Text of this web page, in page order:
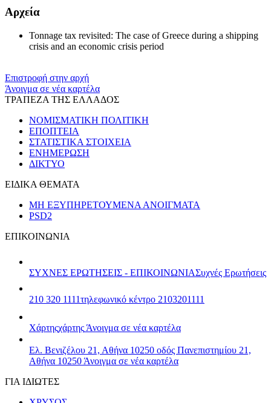
Αρχεία
Tonnage tax revisited: The case of Greece during a shipping
crisis and an economic crisis period
Επιστροφή στην αρχή
Άνοιγμα σε νέα καρτέλα
ΤΡΑΠΕΖΑ ΤΗΣ ΕΛΛΑΔΟΣ
ΝΟΜΙΣΜΑΤΙΚΗ ΠΟΛΙΤΙΚΗ
ΕΠΟΠΤΕΙΑ
ΣΤΑΤΙΣΤΙΚΑ ΣΤΟΙΧΕΙΑ
ΕΝΗΜΕΡΩΣΗ
ΔΙΚΤΥΟ
ΕΙΔΙΚΑ ΘΕΜΑΤΑ
ΜΗ ΕΞΥΠΗΡΕΤΟΥΜΕΝΑ ΑΝΟΙΓΜΑΤΑ
PSD2
ΕΠΙΚΟΙΝΩΝΙΑ
ΣΥΧΝΕΣ ΕΡΩΤΗΣΕΙΣ - ΕΠΙΚΟΙΝΩΝΙΑΣυχνές Ερωτήσεις
210 320 1111τηλεφωνικό κέντρο 2103201111
Χάρτηςχάρτης Άνοιγμα σε νέα καρτέλα
Ελ. Βενιζέλου 21, Αθήνα 10250 οδός Πανεπιστημίου 21,
Αθήνα 10250 Άνοιγμα σε νέα καρτέλα
ΓΙΑ ΙΔΙΩΤΕΣ